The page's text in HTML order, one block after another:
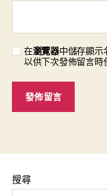
在瀏覽器中儲存顯示
以供下次發佈留言時
搜尋